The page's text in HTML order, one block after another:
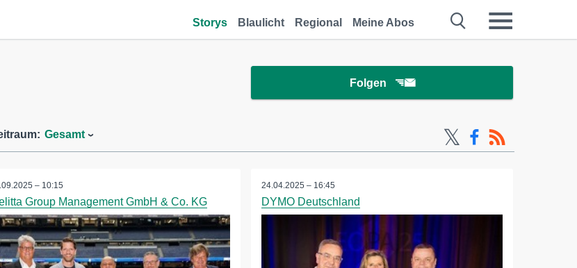
Storys Blaulicht Regional Meine Abos
Folgen
Gesamt
– 10:15
Group Management GmbH & Co. KG
24.04.2025 – 16:45
DYMO Deutschland